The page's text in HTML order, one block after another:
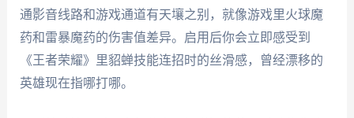
通影音线路和游戏通道有天壤之别，就像游戏里火球魔
药和雷暴魔药的伤害值差异。启用后你会立即感受到
《王者荣耀》里貂蝉技能连招时的丝滑感，曾经漂移的
英雄现在指哪打哪。